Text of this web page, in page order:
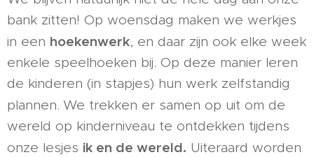
bank zitten! Op woensdag maken we werkjes
in een hoekenwerk, en daar zijn ook elke week
enkele speelhoeken bij. Op deze manier leren
de kinderen (in stapjes) hun werk zelfstandig
plannen. We trekken er samen op uit om de
wereld op kinderniveau te ontdekken tijdens
onze lesjes ik en de wereld. Uiteraard worden